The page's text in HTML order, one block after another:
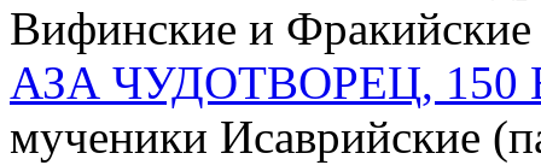
Вифинские и Фракийские
АЗА ЧУДОТВОРЕЦ,
мученики Исаврийские